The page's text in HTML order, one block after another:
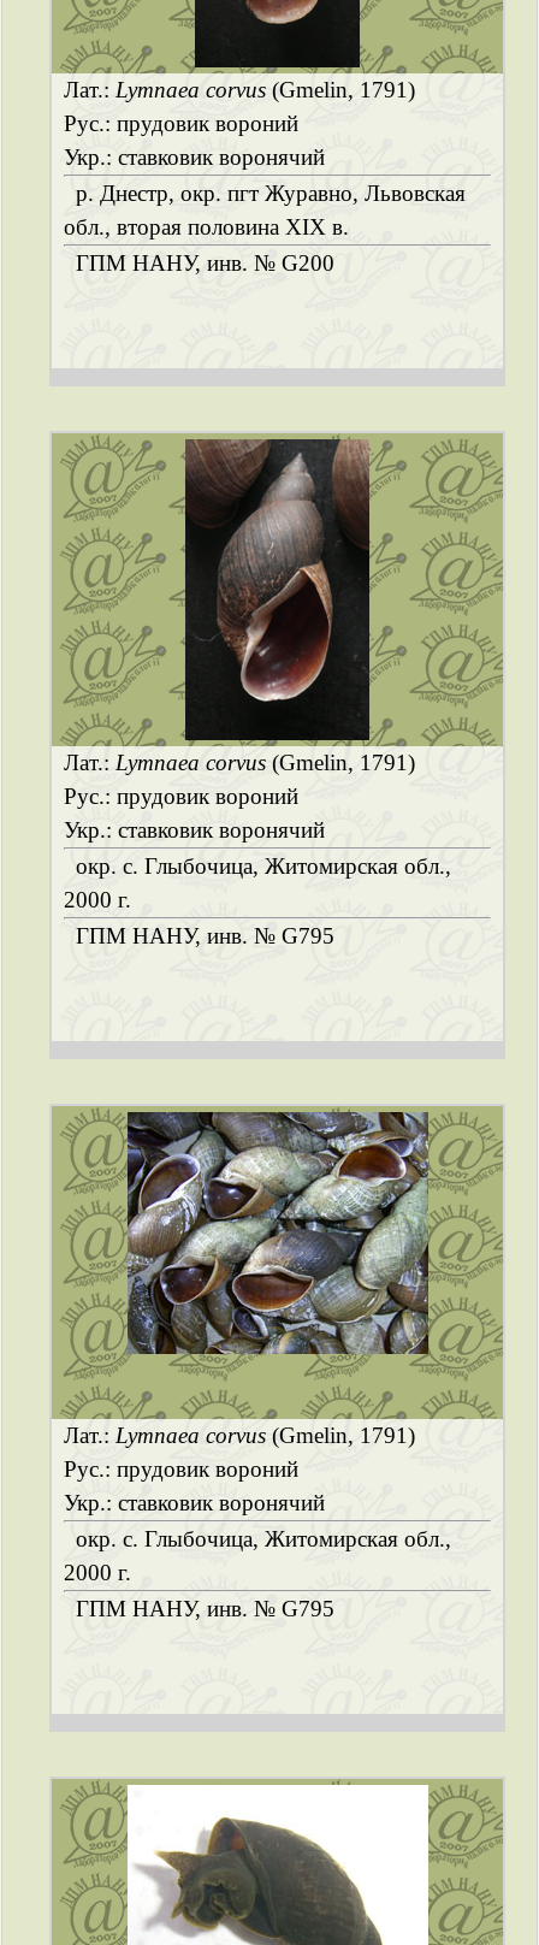
Лат.: Lymnaea corvus(Gmelin, 1791)
Рус.: прудовик вороний
Укр.: ставковик воронячий
р. Днестр, окр. пгт Журавно, Львовская
обл., вторая половина ХІХ в.
ГПМ НАНУ, инв. № G200
Лат.: Lymnaea corvus(Gmelin, 1791)
Рус.: прудовик вороний
Укр.: ставковик воронячий
окр. с. Глыбочица, Житомирская обл.,
2000 г.
ГПМ НАНУ, инв. № G795
Лат.: Lymnaea corvus(Gmelin, 1791)
Рус.: прудовик вороний
Укр.: ставковик воронячий
окр. с. Глыбочица, Житомирская обл.,
2000 г.
ГПМ НАНУ, инв. № G795